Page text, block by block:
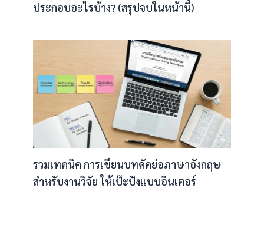
ประกอบอะไรบ้าง? (สรุปจบในหน้านี้)
รวมเทคนิค การเขียนบทคัดย่อภาษาอังกฤษ
สำหรับงานวิจัย ให้เป๊ะปังแบบอินเตอร์